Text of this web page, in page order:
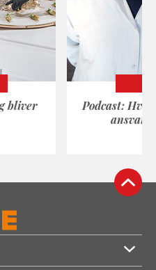
bliver
Podcast: